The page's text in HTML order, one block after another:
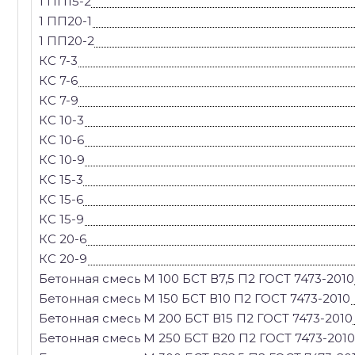
1 ПП20-1
1 ПП20-2
КС 7-3
КС 7-6
КС 7-9
КС 10-3
КС 10-6
КС 10-9
КС 15-3
КС 15-6
КС 15-9
КС 20-6
КС 20-9
Бетонная смесь М 100 БСТ В7,5 П2 ГОСТ 7473-2010
Бетонная смесь М 150 БСТ В10 П2 ГОСТ 7473-2010
Бетонная смесь М 200 БСТ В15 П2 ГОСТ 7473-2010
Бетонная смесь М 250 БСТ В20 П2 ГОСТ 7473-2010